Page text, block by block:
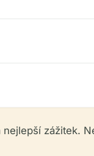
zážitek.